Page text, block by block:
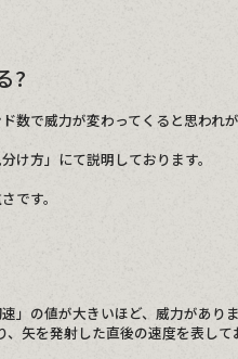
?
数で威力が変わってくると思わ
け方」にて説明しております。
です。
」の値が大きいほど、威力がありま
矢を発射した直後の速度を表して